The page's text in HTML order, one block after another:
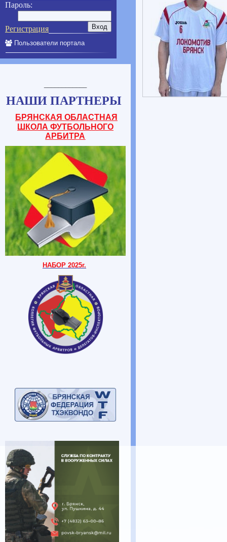
Пароль:
Регистрация
Пользователи портала
НАШИ ПАРТНЕРЫ
БРЯНСКАЯ ОБЛАСТНАЯ
ШКОЛА ФУТБОЛЬНОГО
АРБИТРА
НАБОР 2025г.